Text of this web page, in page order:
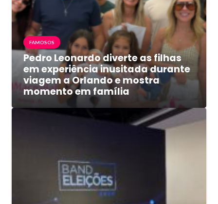
FAMOSOS
Pedro Leonardo diverte as filhas
em experiência inusitada durante
viagem a Orlando e mostra
momento em família